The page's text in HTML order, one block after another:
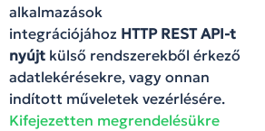
alkalmazások
integrációjához HTTP REST API-t
nyújt külső rendszerekből érkező
adatlekérésekre, vagy onnan
indított műveletek vezérlésére.
Kifejezetten megrendelésükre